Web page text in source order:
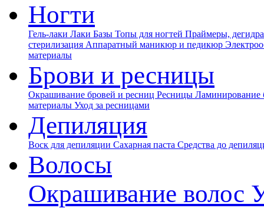
Ногти
Гель-лаки Лаки Базы Топы для ногтей Праймеры,
стерилизация Аппаратный маникюр и педикюр
материалы
Брови и ресницы
Окрашивание бровей и ресниц Ресницы Ламинирование
материалы Уход за ресницами
Депиляция
Воск для депиляции Сахарная паста Средства до
Волосы
Окрашивание волос